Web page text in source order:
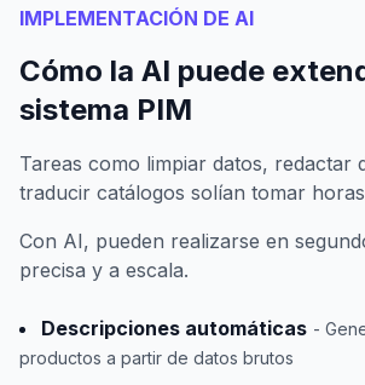
IMPLEMENTACIÓN DE AI
Cómo la AI puede
sistema PIM
Tareas como limpiar datos, redactar
traducir catálogos solían tomar
Con AI, pueden realizarse en
precisa y a escala.
Descripciones automáticas -
productos a partir de datos brutos